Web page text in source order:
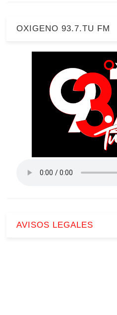
OXIGENO 93.7.TU FM
AVISOS LEGALES